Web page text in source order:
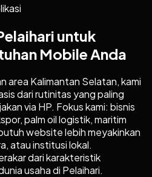
untuk
Mobile Anda
area Kalimantan Selatan, kami
dari rutinitas yang paling
via HP. Fokus kami: bisnis
palm oil logistik, maritim
website lebih meyakinkan
atau institusi lokal.
dari karakteristik
usaha di Pelaihari.